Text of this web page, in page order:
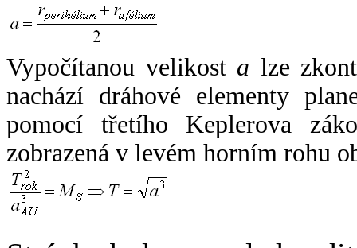
Vypočítanou velikost a lze
nachází dráhové elementy
pomocí třetího Keplerova
zobrazená v levém horním rohu